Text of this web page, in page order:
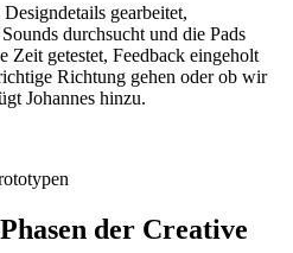
gearbeitet,
durchsucht und die Pads
Zeit getestet, Feedback eingeholt
Richtung gehen oder ob wir
Johannes hinzu.
der Creative